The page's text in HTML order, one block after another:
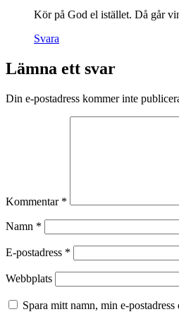
Kör på God el istället. Då går
Svara
Lämna ett svar
Din e-postadress kommer inte
Kommentar *
Namn *
E-postadress *
Webbplats
Spara mitt namn, min e-